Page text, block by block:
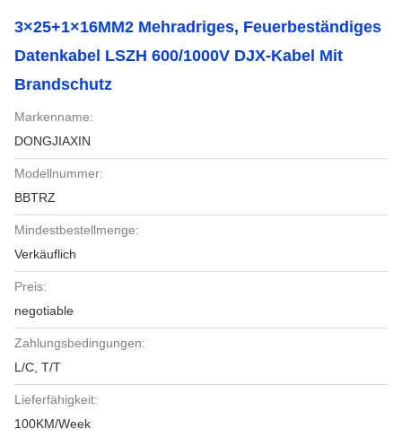
3×25+1×16MM2 Mehradriges, Feuerbeständiges
Datenkabel LSZH 600/1000V DJX-Kabel Mit
Brandschutz
Markenname:
DONGJIAXIN
Modellnummer:
BBTRZ
Mindestbestellmenge:
Verkäuflich
Preis:
negotiable
Zahlungsbedingungen:
L/C, T/T
Lieferfähigkeit:
100KM/Week